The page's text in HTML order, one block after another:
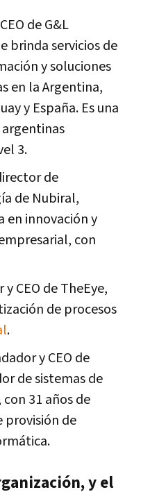
de G&L
brinda servicios de
y soluciones
en la Argentina,
y España. Es una
3.
de
de Nubiral,
en innovación y
con
CEO de TheEye,
de procesos
.
y CEO de
de sistemas de
31 años de
provisión de
y el